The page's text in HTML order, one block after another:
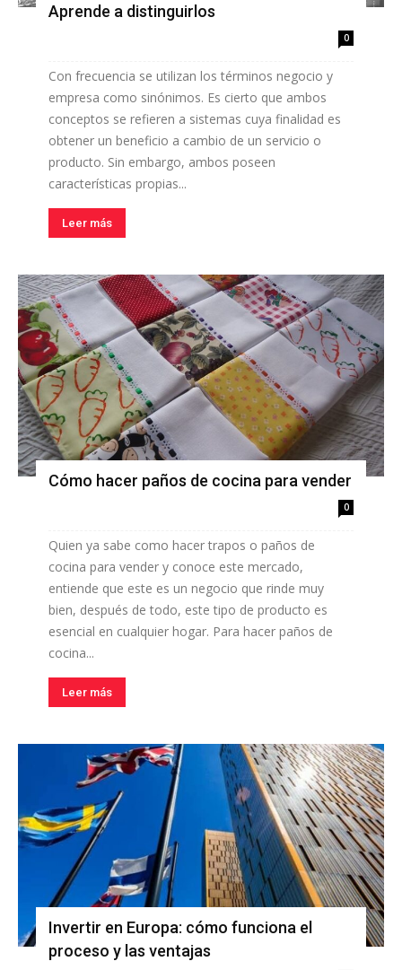
Aprende a distinguirlos
0
Con frecuencia se utilizan los términos negocio y
empresa como sinónimos. Es cierto que ambos
conceptos se refieren a sistemas cuya finalidad es
obtener un beneficio a cambio de un servicio o
producto. Sin embargo, ambos poseen
características propias...
Leer más
Cómo hacer paños de cocina para vender
0
Quien ya sabe como hacer trapos o paños de
cocina para vender y conoce este mercado,
entiende que este es un negocio que rinde muy
bien, después de todo, este tipo de producto es
esencial en cualquier hogar. Para hacer paños de
cocina...
Leer más
Invertir en Europa: cómo funciona el
proceso y las ventajas